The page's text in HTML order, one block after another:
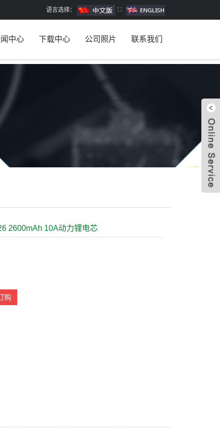
语言选择： ∷
中心 下载中心 公司照片 联系我们
2600mAh 10A动力锂电芯
购